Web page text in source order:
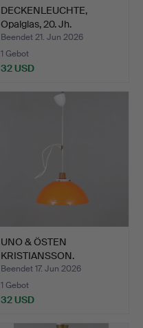
DECKENLEUCHTE,
Opalglas, 20. Jh.
Beendet 21. Jun 2026
1 Gebot
32 USD
UNO & ÖSTEN
KRISTIANSSON.
DECKENLEUCHTE, T…
Beendet 17. Jun 2026
1 Gebot
32 USD